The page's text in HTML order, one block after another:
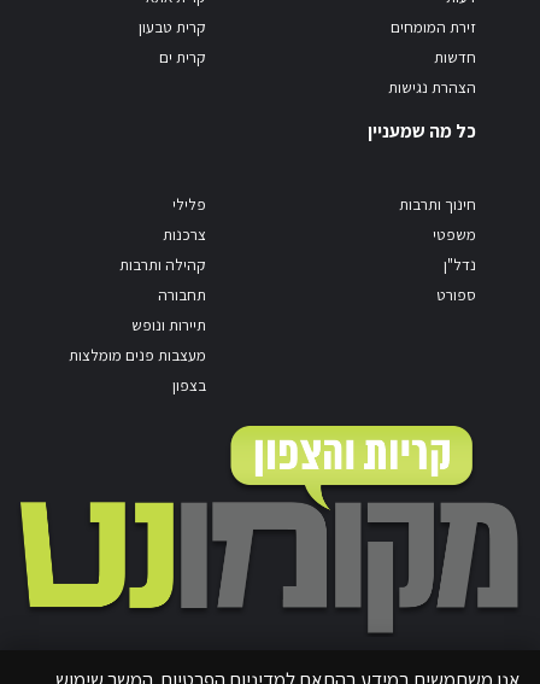
זירת המומחים
חדשות
הצהרת נגישות
קרית טבעון
קרית ים
כל מה שמעניין
חינוך ותרבות
משפטי
נדל"ן
ספורט
פלילי
צרכנות
קהילה ותרבות
תחבורה
תיירות ונופש
מעצבות פנים מומלצות
בצפון